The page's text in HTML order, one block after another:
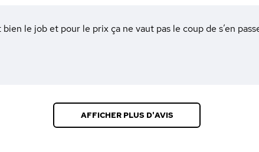
le job et pour le prix ça ne vaut pas le coup de s’en
AFFICHER PLUS D'AVIS